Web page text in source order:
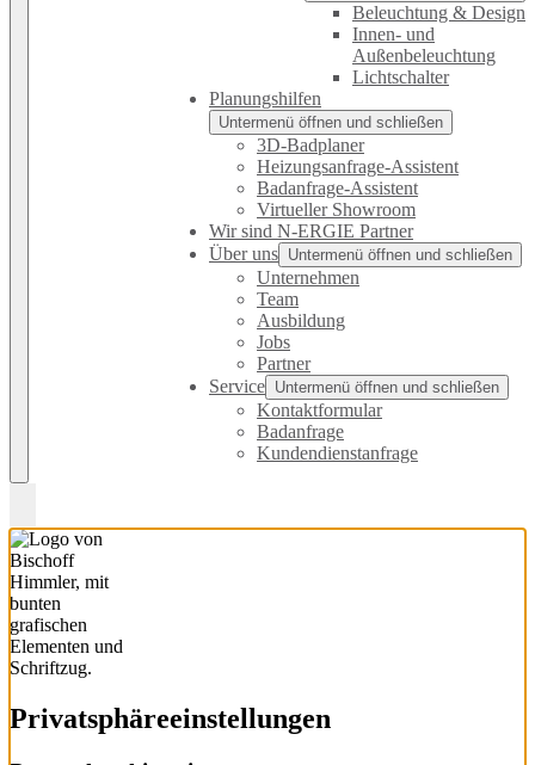
Beleuchtung & Design
Innen- und
Außenbeleuchtung
Lichtschalter
Planungshilfen
Untermenü öffnen und schließen
3D-Badplaner
Heizungsanfrage-Assistent
Badanfrage-Assistent
Virtueller Showroom
Wir sind N-ERGIE Partner
Über uns Untermenü öffnen und schließen
Unternehmen
Team
Ausbildung
Jobs
Partner
Service Untermenü öffnen und schließen
Kontaktformular
Badanfrage
Kundendienstanfrage
Privatsphäre­einstellungen